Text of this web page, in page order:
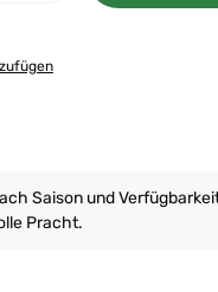
Saison und
Pracht.